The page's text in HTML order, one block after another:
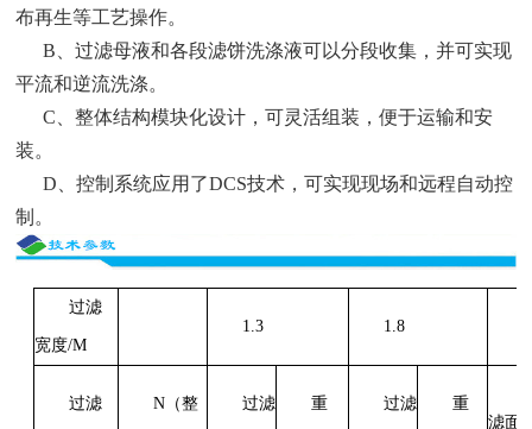
布再生等工艺操作。
B、过滤母液和各段滤饼洗涤液可以分段收集，并可实现
平流和逆流洗涤。
C、整体结构模块化设计，可灵活组装，便于运输和安
装。
D、控制系统应用了DCS技术，可实现现场和远程自动控
制。
过滤
宽度/M
1.3 1.8
过滤 N（整 过滤 重 过滤 重
滤面